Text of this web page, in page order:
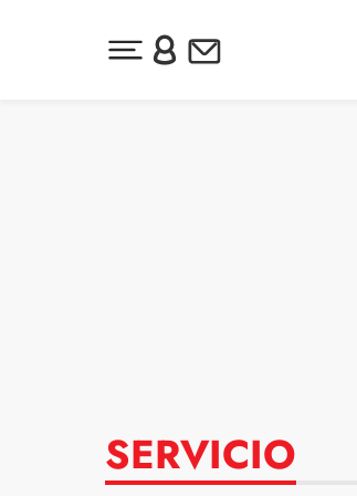
Desplegar menú principal
Inicia sesión o regístrate
Newsletter
SERVICIO